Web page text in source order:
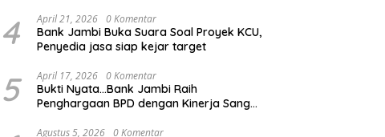
4 April 21, 2026 0 Komentar
Bank Jambi Buka Suara Soal Proyek KCU,
Penyedia jasa siap kejar target
5 April 17, 2026 0 Komentar
Bukti Nyata…Bank Jambi Raih
Penghargaan BPD dengan Kinerja Sangat
Agustus 5, 2026 0 Komentar